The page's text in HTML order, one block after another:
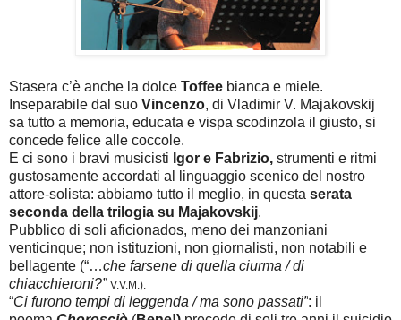
Stasera c’è anche la dolce Toffee bianca e miele.
Inseparabile dal suo Vincenzo, di Vladimir V. Majakovskij
sa tutto a memoria, educata e vispa scodinzola il giusto, si
concede felice alle coccole.
E ci sono i bravi musicisti Igor e Fabrizio, strumenti e ritmi
gustosamente accordati al linguaggio scenico del nostro
attore-solista: abbiamo tutto il meglio, in questa serata
seconda della trilogia su Majakovskij.
Pubblico di soli aficionados, meno dei manzoniani
venticinque; non istituzioni, non giornalisti, non notabili e
bellagente (“…che farsene di quella ciurma / di
chiacchieroni?” V.V.M.).
“Ci furono tempi di leggenda / ma sono passati”: il